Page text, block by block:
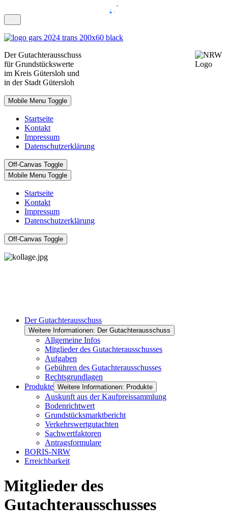
DerGutachterausschuss
für Grundstückswerte
im Kreis Gütersloh und
in der Stadt Gütersloh
Mobile Menu Toggle
Startseite
Kontakt
Impressum
Datenschutzerklärung
Off-Canvas Toggle
Mobile Menu Toggle
Startseite
Kontakt
Impressum
Datenschutzerklärung
Off-Canvas Toggle
Der Gutachterausschuss
Weitere Informationen: Der Gutachterausschuss
Allgemeine Infos
Mitglieder des Gutachterausschusses
Aufgaben
Gebühren des Gutachterausschusses
Rechtsgrundlagen
Produkte Weitere Informationen: Produkte
Auskunft aus der Kaufpreissammlung
Bodenrichtwert
Grundstücksmarktbericht
Verkehrswertgutachten
Sachwertfaktoren
Antragsformulare
BORIS-NRW
Erreichbarkeit
Mitglieder des
Gutachterausschusses